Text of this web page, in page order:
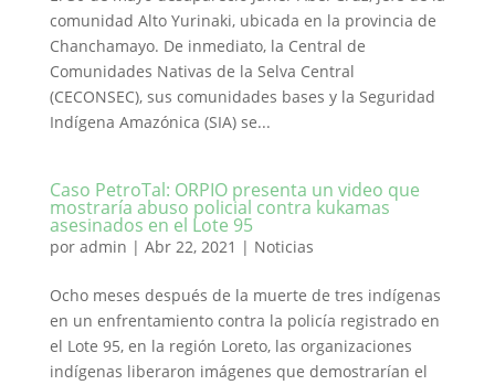
comunidad Alto Yurinaki, ubicada en la provincia de
Chanchamayo. De inmediato, la Central de
Comunidades Nativas de la Selva Central
(CECONSEC), sus comunidades bases y la Seguridad
Indígena Amazónica (SIA) se...
Caso PetroTal: ORPIO presenta un video que
mostraría abuso policial contra kukamas
asesinados en el Lote 95
por admin | Abr 22, 2021 | Noticias
Ocho meses después de la muerte de tres indígenas
en un enfrentamiento contra la policía registrado en
el Lote 95, en la región Loreto, las organizaciones
indígenas liberaron imágenes que demostrarían el